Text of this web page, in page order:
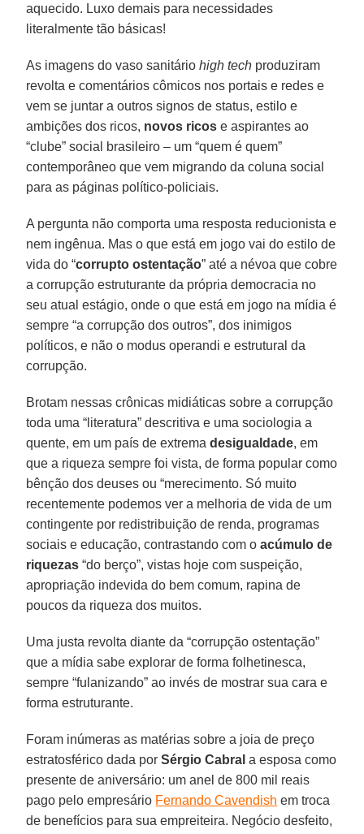
aquecido. Luxo demais para necessidades
literalmente tão básicas!
As imagens do vaso sanitáriohigh tech produziram
revolta e comentários cômicos nos portais e redes e
vem se juntar a outros signos de status, estilo e
ambições dos ricos, novos ricos e aspirantes ao
“clube” social brasileiro – um “quem é quem”
contemporâneo que vem migrando da coluna social
para as páginas político-policiais.
A pergunta não comporta uma resposta reducionista e
nem ingênua. Mas o que está em jogo vai do estilo de
vida do “corrupto ostentação” até a névoa que cobre
a corrupção estruturante da própria democracia no
seu atual estágio, onde o que está em jogo na mídia é
sempre “a corrupção dos outros”, dos inimigos
políticos, e não o modus operandi e estrutural da
corrupção.
Brotam nessas crônicas midiáticas sobre a corrupção
toda uma “literatura” descritiva e uma sociologia a
quente, em um país de extremadesigualdade, em
que a riqueza sempre foi vista, de forma popular como
bênção dos deuses ou “merecimento. Só muito
recentemente podemos ver a melhoria de vida de um
contingente por redistribuição de renda, programas
sociais e educação, contrastando com oacúmulo de
riquezas “do berço”, vistas hoje com suspeição,
apropriação indevida do bem comum, rapina de
poucos da riqueza dos muitos.
Uma justa revolta diante da “corrupção ostentação”
que a mídia sabe explorar de forma folhetinesca,
sempre “fulanizando” ao invés de mostrar sua cara e
forma estruturante.
Foram inúmeras as matérias sobre a joia de preço
estratosférico dada porSérgio Cabral a esposa como
presente de aniversário: um anel de 800 mil reais
pago pelo empresário Fernando Cavendish em troca
de benefícios para sua empreiteira. Negócio desfeito,